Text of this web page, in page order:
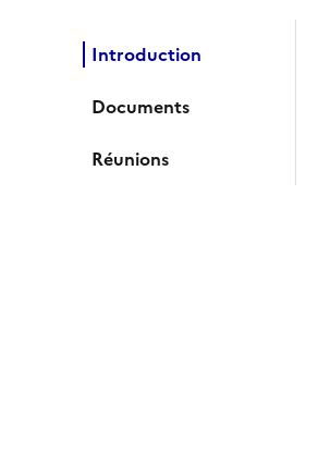
Introduction
Documents
Réunions